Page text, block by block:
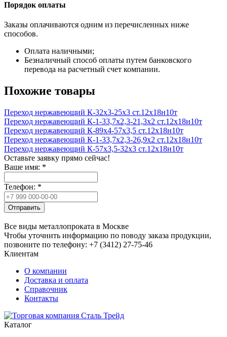
Порядок оплаты
Заказы оплачиваются одним из перечисленных ниже
способов.
Оплата наличными;
Безналичный способ оплаты путем банковского
перевода на расчетный счет компании.
Похожие товары
Переход нержавеющий К-32х3-25х3 ст.12х18н10т
Переход нержавеющий К-1-33,7х2,3-21,3х2 ст.12х18н10т
Переход нержавеющий К-89х4-57х3,5 ст.12х18н10т
Переход нержавеющий К-1-33,7х2,3-26,9х2 ст.12х18н10т
Переход нержавеющий К-57х3,5-32х3 ст.12х18н10т
Оставьте заявку прямо сейчас!
Ваше имя: *
Телефон: *
Отправить
Все виды металлопроката в Москве
Чтобы уточнить информацию по поводу заказа продукции,
позвоните по телефону: +7 (3412) 27-75-46
Клиентам
О компании
Доставка и оплата
Справочник
Контакты
Каталог